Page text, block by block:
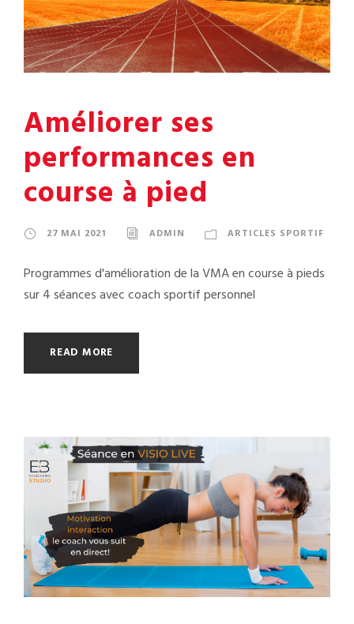
Améliorer ses
performances en
course à pied
27 MAI 2021 ADMIN ARTICLES SPORTIF
Programmes d'amélioration de la VMA en course à pieds
sur 4 séances avec coach sportif personnel
READ MORE